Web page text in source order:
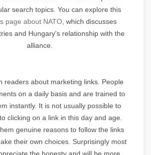
search topics. You can explore this
page about NATO, which discusses
and Hungary's relationship with the
alliance.
readers about marketing links. People
on a daily basis and are trained to
instantly. It is not usually possible to
clicking on a link in this day and age.
genuine reasons to follow the links
their own choices. Surprisingly most
the honesty and will be more